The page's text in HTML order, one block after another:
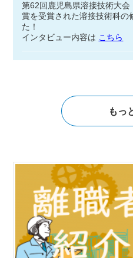
第62回鹿児島県溶接技術大
賞を受賞された溶接技術科の
た！
インタビュー内容は こちら
もっ